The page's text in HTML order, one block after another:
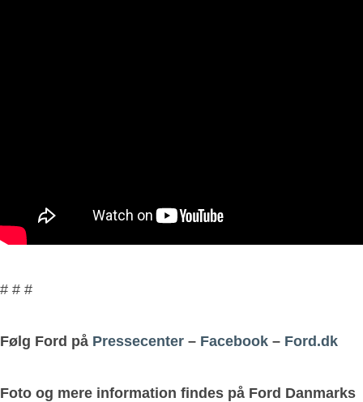
# # #
Følg Ford på Pressecenter – Facebook – Ford.dk
Foto og mere information findes på Ford Danmarks